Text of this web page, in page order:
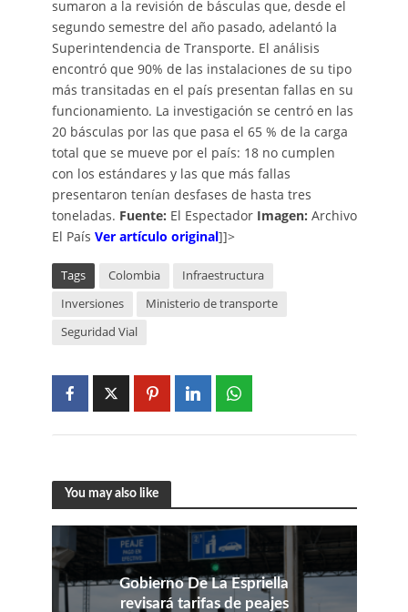
sumaron a la revisión de básculas que, desde el
segundo semestre del año pasado, adelantó la
Superintendencia de Transporte. El análisis
encontró que 90% de las instalaciones de su tipo
más transitadas en el país presentan fallas en su
funcionamiento. La investigación se centró en las
20 básculas por las que pasa el 65 % de la carga
total que se mueve por el país: 18 no cumplen
con los estándares y las que más fallas
presentaron tenían desfases de hasta tres
toneladas. Fuente: El Espectador Imagen: Archivo
El País Ver artículo original]]>
Tags Colombia
Infraestructura
Inversiones
Ministerio de transporte
Seguridad Vial
You may also like
Gobierno De La Espriella
revisará tarifas de peajes